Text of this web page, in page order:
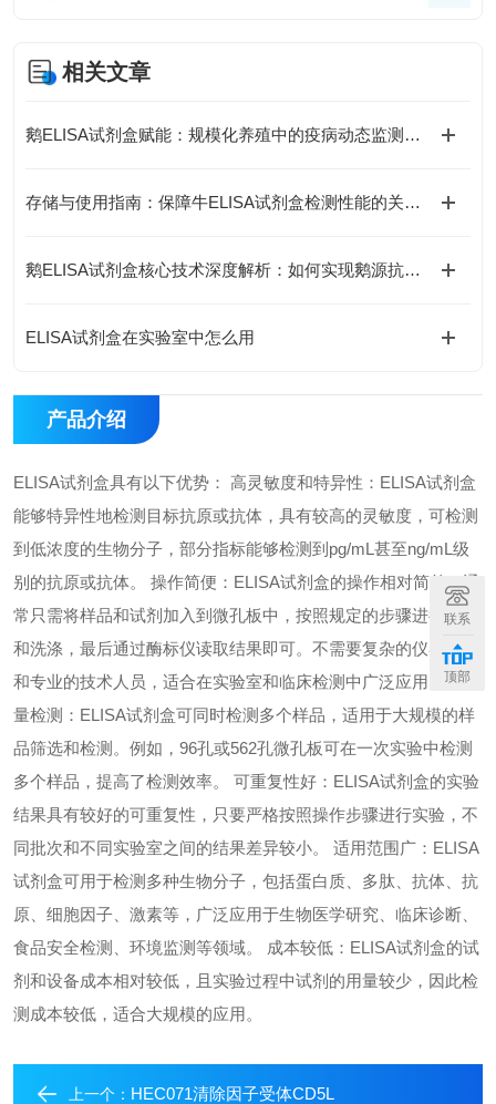
相关文章
鹅ELISA试剂盒赋能：规模化养殖中的疫病动态监测体系
存储与使用指南：保障牛ELISA试剂盒检测性能的关键措施
鹅ELISA试剂盒核心技术深度解析：如何实现鹅源抗体与抗原的高特异性检测及精准定量分析？
ELISA试剂盒在实验室中怎么用
产品介绍
ELISA试剂盒具有以下优势： 高灵敏度和特异性：ELISA试剂盒
能够特异性地检测目标抗原或抗体，具有较高的灵敏度，可检测
到低浓度的生物分子，部分指标能够检测到pg/mL甚至ng/mL级
别的抗原或抗体。 操作简便：ELISA试剂盒的操作相对简单，通
常只需将样品和试剂加入到微孔板中，按照规定的步骤进行孵育
和洗涤，最后通过酶标仪读取结果即可。不需要复杂的仪器设备
和专业的技术人员，适合在实验室和临床检测中广泛应用。 高通
量检测：ELISA试剂盒可同时检测多个样品，适用于大规模的样
品筛选和检测。例如，96孔或562孔微孔板可在一次实验中检测
多个样品，提高了检测效率。 可重复性好：ELISA试剂盒的实验
结果具有较好的可重复性，只要严格按照操作步骤进行实验，不
同批次和不同实验室之间的结果差异较小。 适用范围广：ELISA
试剂盒可用于检测多种生物分子，包括蛋白质、多肽、抗体、抗
原、细胞因子、激素等，广泛应用于生物医学研究、临床诊断、
食品安全检测、环境监测等领域。 成本较低：ELISA试剂盒的试
剂和设备成本相对较低，且实验过程中试剂的用量较少，因此检
测成本较低，适合大规模的应用。
上一个： HEC071清除因子受体CD5L
联系
顶部